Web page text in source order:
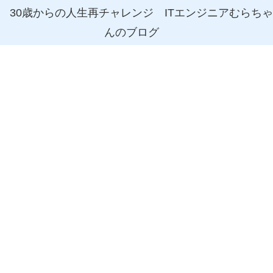
30歳からの人生再チャレンジ ITエンジニアむらちゃ
んのブログ